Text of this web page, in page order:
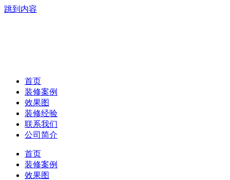
跳到内容
首页
装修案例
效果图
装修经验
联系我们
公司简介
首页
装修案例
效果图